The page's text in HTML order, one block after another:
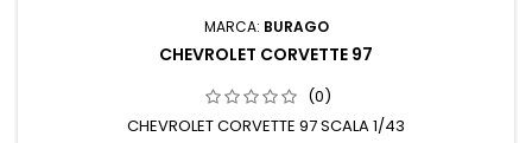
MARCA: BURAGO
CHEVROLET CORVETTE 97
(0)
CHEVROLET CORVETTE 97 SCALA 1/43